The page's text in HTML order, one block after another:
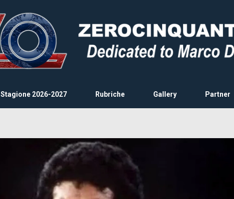
Stagione 2026-2027 Rubriche Gallery Partner